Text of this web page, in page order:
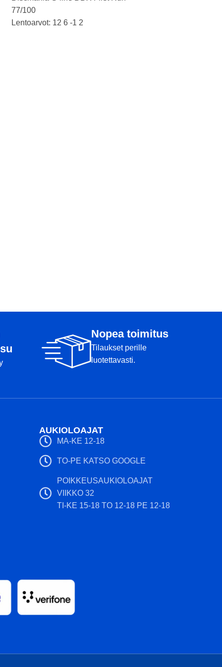
77/100
Lentoarvot: 12 6 -1 2
Nopea toimitus
Tilaukset perille
luotettavasti.
AUKIOLOAJAT
MA-KE 12-18
TO-PE KATSO GOOGLE
POIKKEUSAUKIOLOAJAT
VIIKKO 32
TI-KE 15-18 TO 12-18 PE 12-18